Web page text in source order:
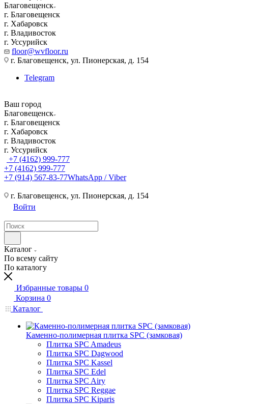
Благовещенск
г. Благовещенск
г. Хабаровск
г. Владивосток
г. Уссурийск
floor@wvfloor.ru
г. Благовещенск, ул. Пионерская, д. 154
Telegram
Ваш город
Благовещенск
г. Благовещенск
г. Хабаровск
г. Владивосток
г. Уссурийск
+7 (4162) 999-777
+7 (4162) 999-777
+7 (914) 567-83-77WhatsApp / Viber
г. Благовещенск, ул. Пионерская, д. 154
Войти
Каталог
По всему сайту
По каталогу
Избранные товары 0
Корзина 0
Каталог
Каменно-полимерная плитка SPC (замковая)
Плитка SPC Amadeus
Плитка SPC Dagwood
Плитка SPC Kassel
Плитка SPC Edel
Плитка SPC Airy
Плитка SPC Reggae
Плитка SPC Kiparis